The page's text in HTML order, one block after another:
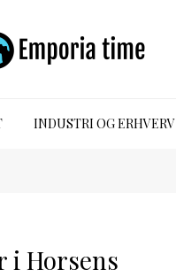
INDUSTRI OG ERHVERV
i Horsens